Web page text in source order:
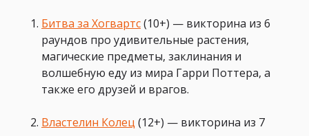
Битва за Хогвартс(10+) — викторина из 6
раундов про удивительные растения,
магические предметы, заклинания и
волшебную еду из мира Гарри Поттера, а
также его друзей и врагов.
Властелин Колец (12+) — викторина из 7